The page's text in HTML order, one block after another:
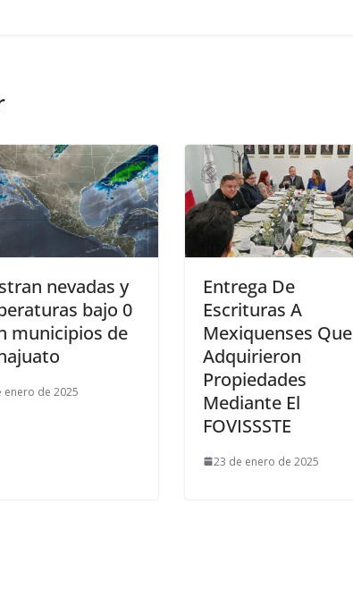
nevadas y
bajo 0
municipios de
enero de 2025
Entrega De
Escrituras A
Mexiquenses Que
Adquirieron
Propiedades
Mediante El
FOVISSSTE
23 de enero de 2025